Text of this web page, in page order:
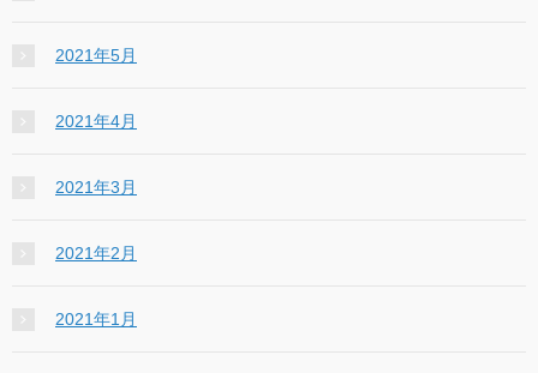
2021年5月
2021年4月
2021年3月
2021年2月
2021年1月